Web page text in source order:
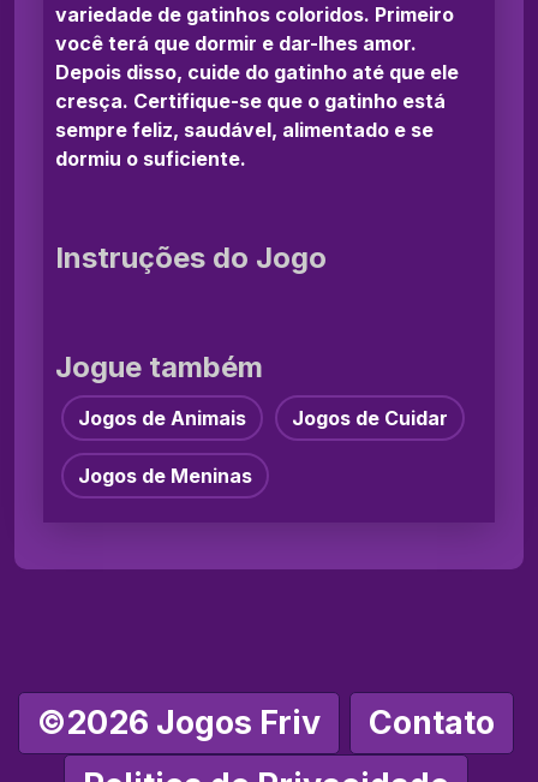
variedade de gatinhos coloridos. Primeiro
você terá que dormir e dar-lhes amor.
Depois disso, cuide do gatinho até que ele
cresça. Certifique-se que o gatinho está
sempre feliz, saudável, alimentado e se
dormiu o suficiente.
Instruções do Jogo
Jogue também
Jogos de Animais Jogos de Cuidar
Jogos de Meninas
©2026 Jogos Friv
Contato